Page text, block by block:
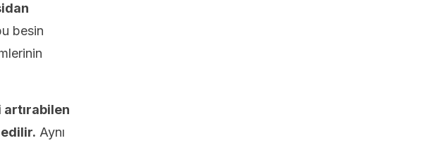
besin
artırabilen
Aynı